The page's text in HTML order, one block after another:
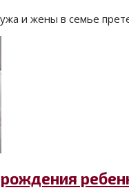
и жены в семье